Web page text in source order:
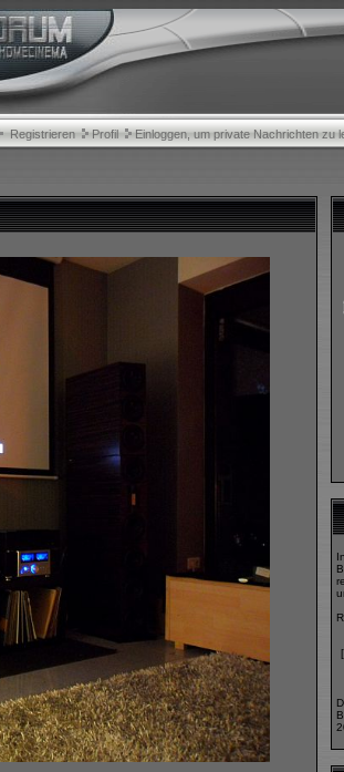
Registrieren Profil Einloggen, um private Nachrichten zu
[